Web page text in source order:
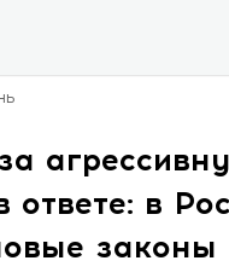
ответе: в
законы